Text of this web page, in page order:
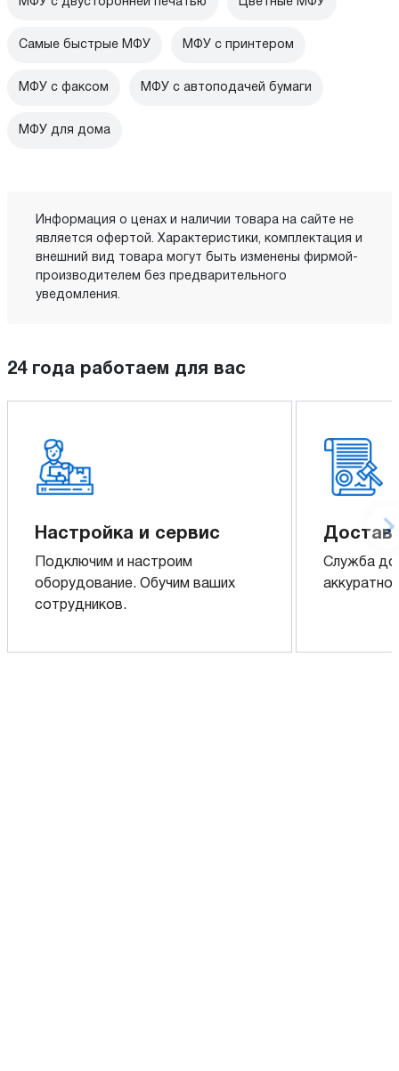
Самые быстрые МФУ МФУ с принтером
МФУ с факсом МФУ с автоподачей бумаги
МФУ для дома
Информация о ценах и наличии товара на сайте не
является офертой. Характеристики, комплектация и
внешний вид товара могут быть изменены фирмой-
производителем без предварительного
уведомления.
24 года работаем для вас
Настройка и сервис
Подключим и настроим
оборудование. Обучим ваших
сотрудников.
Служба
аккуратно